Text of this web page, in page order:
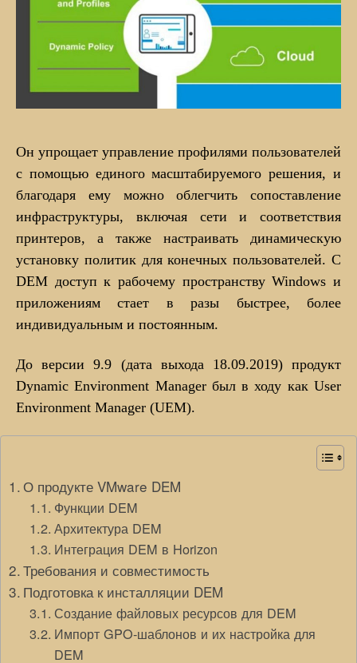
Он упрощает управление профилями пользователей
с помощью единого масштабируемого решения, и
благодаря ему можно облегчить сопоставление
инфраструктуры, включая сети и соответствия
принтеров, а также настраивать динамическую
установку политик для конечных пользователей. С
DEM доступ к рабочему пространству Windows и
приложениям стает в разы быстрее, более
индивидуальным и постоянным.
До версии 9.9 (дата выхода 18.09.2019) продукт
Dynamic Environment Manager был в ходу как User
Environment Manager (UEM).
О продукте VMware DEM
Функции DEM
Архитектура DEM
Интеграция DEM в Horizon
Требования и совместимость
Подготовка к инсталляции DEM
Создание файловых ресурсов для DEM
Импорт GPO-шаблонов и их настройка для
DEM